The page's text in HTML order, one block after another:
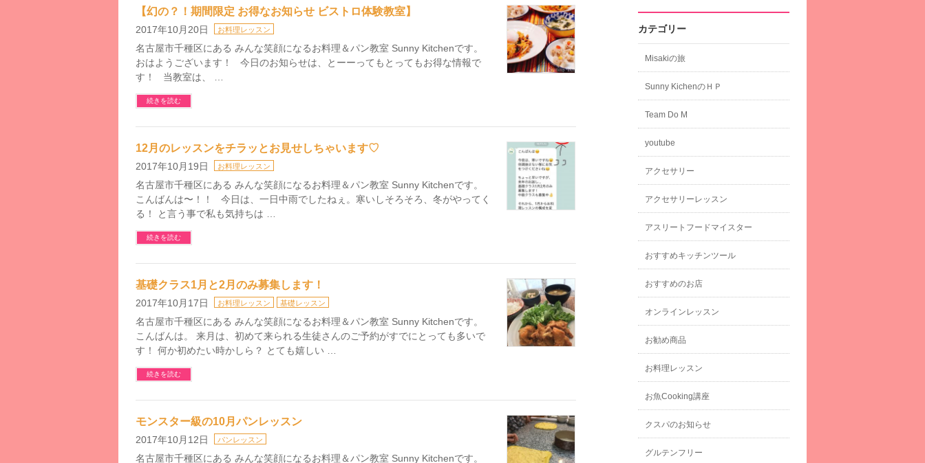
【幻の？！期間限定 お得なお知らせ ビストロ体験教室】
2017年10月20日 お料理レッスン
名古屋市千種区にある みんな笑顔になるお料理＆パン教室 Sunny Kitchenです。
おはようございます！ 今日のお知らせは、とーーってもとってもお得な情報で
す！ 当教室は、 …
続きを読む
12月のレッスンをチラッとお見せしちゃいます♡
2017年10月19日 お料理レッスン
名古屋市千種区にある みんな笑顔になるお料理＆パン教室 Sunny Kitchenです。
こんばんは〜！！ 今日は、一日中雨でしたねぇ。寒いしそろそろ、冬がやってく
る！ と言う事で私も気持ちは …
続きを読む
基礎クラス1月と2月のみ募集します！
2017年10月17日 お料理レッスン 基礎レッスン
名古屋市千種区にある みんな笑顔になるお料理＆パン教室 Sunny Kitchenです。
こんばんは。 来月は、初めて来られる生徒さんのご予約がすでにとっても多いで
す！ 何か初めたい時かしら？ とても嬉しい …
続きを読む
モンスター級の10月パンレッスン
2017年10月12日 パンレッスン
名古屋市千種区にある みんな笑顔になるお料理＆パン教室 Sunny Kitchenです。
カテゴリー
Misakiの旅
Sunny KichenのＨＰ
Team Do M
youtube
アクセサリー
アクセサリーレッスン
アスリートフードマイスター
おすすめキッチンツール
おすすめのお店
オンラインレッスン
お勧め商品
お料理レッスン
お魚Cooking講座
クスパのお知らせ
グルテンフリー